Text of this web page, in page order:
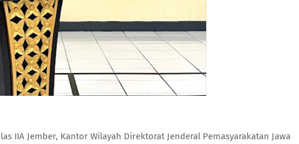
IIA Jember, Kantor Wilayah Direktorat Jenderal Pemasyarakatan Jawa